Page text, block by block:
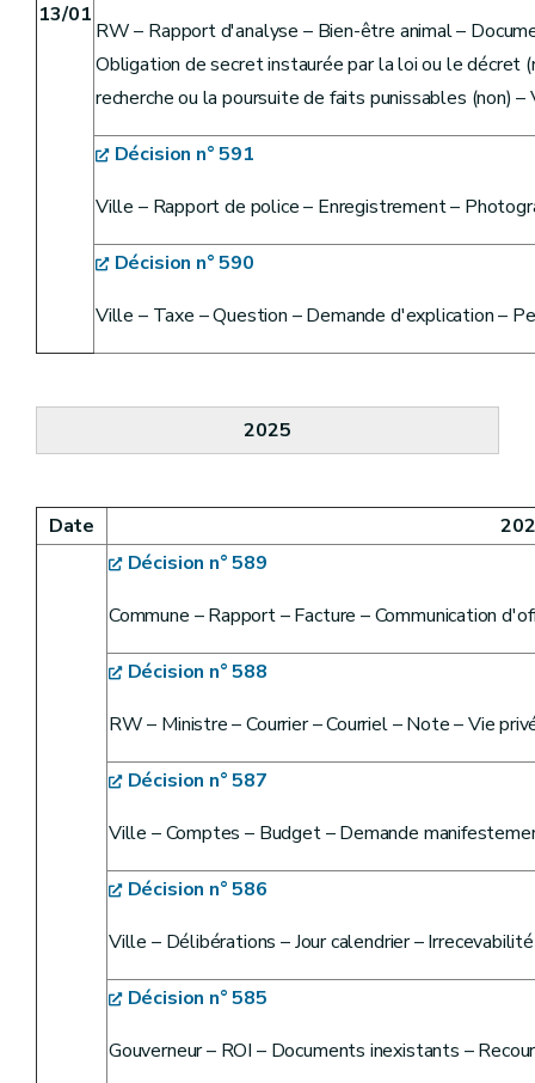
13/01
RW – Rapport d'analyse – Bien-être animal –
Obligation de secret instaurée par la loi ou le décret
recherche ou la poursuite de faits punissables (non)
Décision n° 591
Ville – Rapport de police – Enregistrement –
Décision n° 590
Ville – Taxe – Question – Demande d'explication –
2025
Date
Décision n° 589
Commune – Rapport – Facture – Communication
Décision n° 588
RW – Ministre – Courrier – Courriel – Note – Vie
Décision n° 587
Ville – Comptes – Budget – Demande
Décision n° 586
Ville – Délibérations – Jour calendrier – Irrecevabilité
Décision n° 585
Gouverneur – ROI – Documents inexistants –